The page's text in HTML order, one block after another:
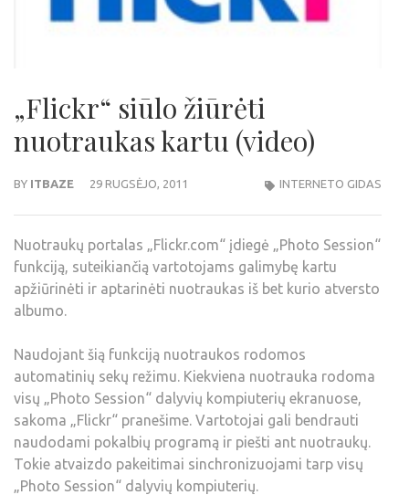
„Flickr“ siūlo žiūrėti
nuotraukas kartu (video)
BY ITBAZE 29 RUGSĖJO, 2011 INTERNETO GIDAS
Nuotraukų portalas „Flickr.com“ įdiegė „Photo Session“
funkciją, suteikiančią vartotojams galimybę kartu
apžiūrinėti ir aptarinėti nuotraukas iš bet kurio atversto
albumo.
Naudojant šią funkciją nuotraukos rodomos
automatinių sekų režimu. Kiekviena nuotrauka rodoma
visų „Photo Session“ dalyvių kompiuterių ekranuose,
sakoma „Flickr“ pranešime. Vartotojai gali bendrauti
naudodami pokalbių programą ir piešti ant nuotraukų.
Tokie atvaizdo pakeitimai sinchronizuojami tarp visų
„Photo Session“ dalyvių kompiuterių.